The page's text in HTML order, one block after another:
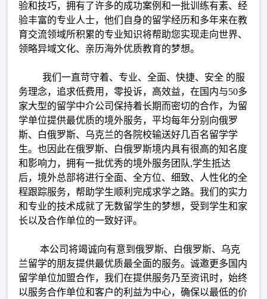
验和技巧，拥有了许多的成功案例和一批训练有素、经
验丰富的专业人士，他们自身的留学经历和多年来在教
育交流领域所积累的专业知识将帮助您实现走向世界、
领略异域文化、亲历海外优质教育的梦想。
我们一直苛守着、专业、全面、快捷、安全 的服
务理念，追求低费用，零投诉，高效益，在国内与50多
家大型的留学中介公司保持着长期而密切的合作，为留
学单位提供最优质的境外服务，平均每年分别向俄罗
斯、白俄罗斯、乌克兰的各院校输送好几百名留学学
生。也因此在俄罗斯、白俄罗斯境内具有很高的知名度
和影响力，拥有一批优秀的境外服务团队,学生抵达
后，境外总部将进行全面、全方位、细致、人性化的全
程跟踪服务，帮助学生顺利完成求学之路。我们的实力
和专业的技术成就了无数留学生的梦想，受到学生和家
长以及合作单位的一致好评。
本公司将竭诚向有意到俄罗斯、白俄罗斯、乌克
兰留学的朋友提供最优质最全面的服务。诚邀更多国内
留学单位加盟合作，我们在提供服务乃至资讯时，始终
以服务合作单位和客户的利益为中心，确保以最低的价